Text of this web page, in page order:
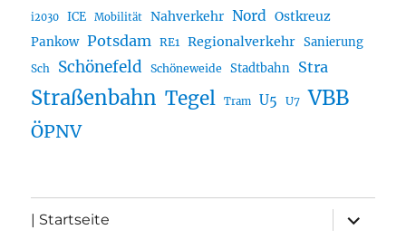
i2030 ICE Mobilität Nahverkehr Nord Ostkreuz
Pankow Potsdam RE1 Regionalverkehr Sanierung
Sch Schönefeld Schöneweide Stadtbahn Stra
Straßenbahn Tegel Tram U5 U7 VBB
ÖPNV
| Startseite
öffnen